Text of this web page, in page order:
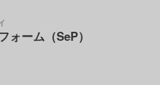
ォーム（SeP）